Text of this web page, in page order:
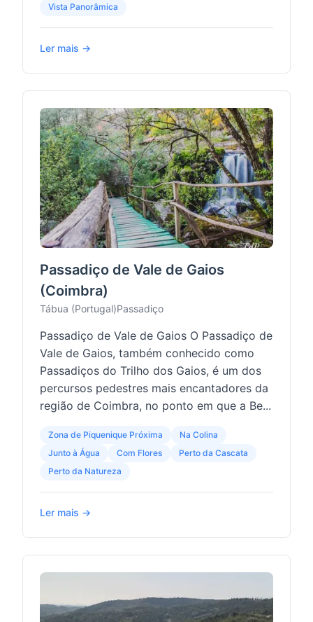
Vista Panorâmica
Ler mais →
Passadiço de Vale de Gaios
(Coimbra)
Tábua (Portugal)Passadiço
Passadiço de Vale de Gaios O Passadiço de
Vale de Gaios, também conhecido como
Passadiços do Trilho dos Gaios, é um dos
percursos pedestres mais encantadores da
região de Coimbra, no ponto em que a Be...
Zona de Piquenique Próxima
Na Colina
Junto à Água
Com Flores
Perto da Cascata
Perto da Natureza
Ler mais →